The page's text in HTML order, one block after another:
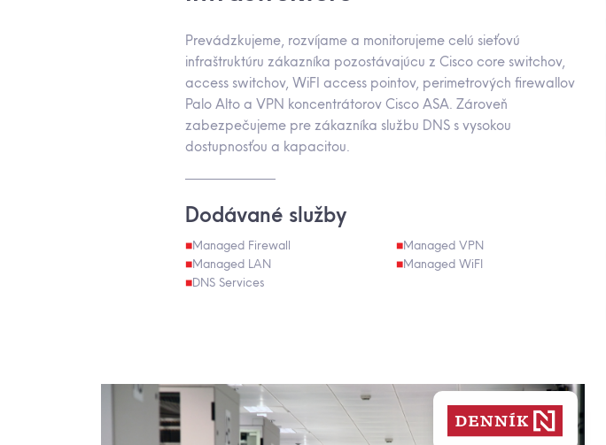
Prevádzkujeme, rozvíjame a monitorujeme celú sieťovú
infraštruktúru zákazníka pozostávajúcu z Cisco core switchov,
access switchov, WiFI access pointov, perimetrových firewallov
Palo Alto a VPN koncentrátorov Cisco ASA. Zároveň
zabezpečujeme pre zákazníka službu DNS s vysokou
dostupnosťou a kapacitou.
Dodávané služby
Managed Firewall
Managed VPN
Managed LAN
Managed WiFI
DNS Services